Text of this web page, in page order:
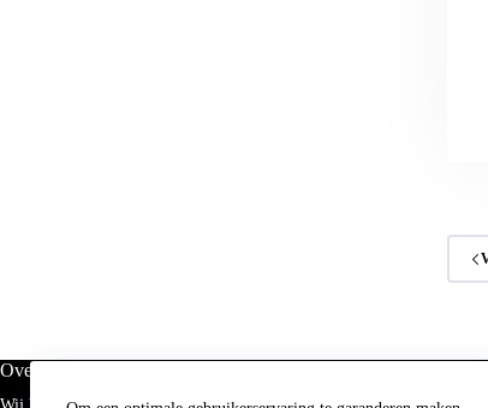
Over MATCH.